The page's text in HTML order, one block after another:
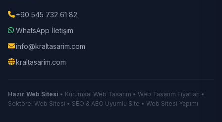
+90 545 732 61 82
WhatsApp İletişim
info@kraltasarim.com
kraltasarim.com
Hazır Web Sitesi • Kurumsal Web Tasarım • Web Tasarım Fiyatları •
Sektörel Web Sitesi • SEO & AEO Uyumlu Site • Web Sitesi Yapımı